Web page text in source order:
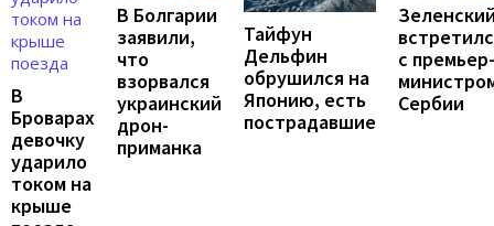
В
Броварах
девочку
ударило
током на
крыше
В Болгарии
заявили,
что
взорвался
украинский
дрон-
приманка
Тайфун
Дельфин
обрушился на
Японию, есть
пострадавшие
с премьер-
Сербии